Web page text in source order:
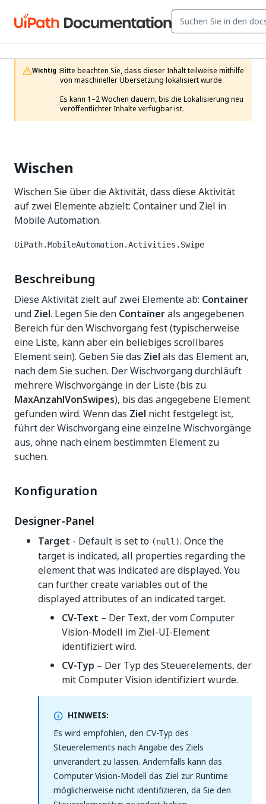
Wichtig :Bitte beachten Sie, dass dieser Inhalt teilweise mithilfe
von maschineller Übersetzung lokalisiert wurde.
Es kann 1–2 Wochen dauern, bis die Lokalisierung neu
veröffentlichter Inhalte verfügbar ist.
Wischen
Wischen Sie über die Aktivität, dass diese Aktivität
auf zwei Elemente abzielt: Container und Ziel in
Mobile Automation.
UiPath.MobileAutomation.Activities.Swipe
Beschreibung
Diese Aktivität zielt auf zwei Elemente ab: Container
und Ziel. Legen Sie den Containerals angegebenen
Bereich für den Wischvorgang fest (typischerweise
eine Liste, kann aber ein beliebiges scrollbares
Element sein). Geben Sie das Ziel als das Element an,
nach dem Sie suchen. Der Wischvorgang durchläuft
mehrere Wischvorgänge in der Liste (bis zu
MaxAnzahlVonSwipes), bis das angegebene Element
gefunden wird. Wenn das Ziel nicht festgelegt ist,
führt der Wischvorgang eine einzelne Wischvorgänge
aus, ohne nach einem bestimmten Element zu
suchen.
Konfiguration
Designer-Panel
Target - Default is set to (null). Once the
target is indicated, all properties regarding the
element that was indicated are displayed. You
can further create variables out of the
displayed attributes of an indicated target.
CV-Text – Der Text, der vom Computer
Vision-Modell im Ziel-UI-Element
identifiziert wird.
CV-Typ – Der Typ des Steuerelements, der
mit Computer Vision identifiziert wurde.
HINWEIS:
Es wird empfohlen, den CV-Typ des
Steuerelements nach Angabe des Ziels
unverändert zu lassen. Andernfalls kann das
Computer Vision-Modell das Ziel zur Runtime
möglicherweise nicht identifizieren, da Sie den